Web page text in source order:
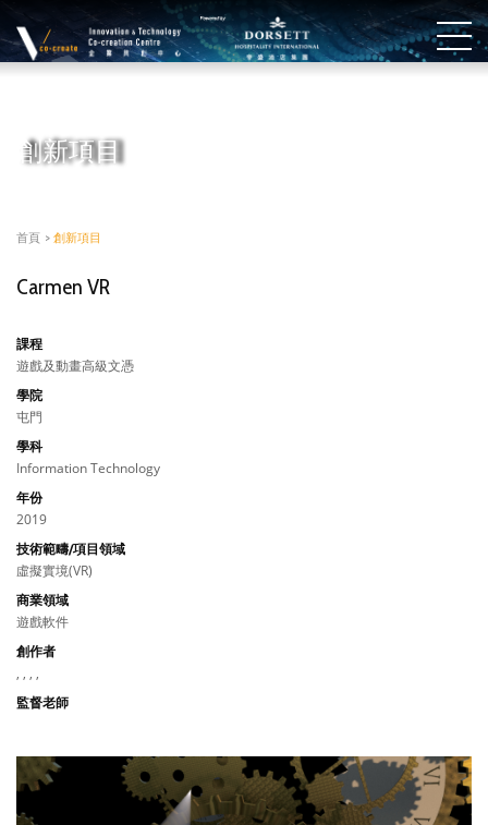
創新項目
首頁 > 創新項目
Carmen VR
課程
遊戲及動畫高級文憑
學院
屯門
學科
Information Technology
年份
2019
技術範疇/項目領域
虛擬實境(VR)
商業領域
遊戲軟件
創作者
, , , ,
監督老師